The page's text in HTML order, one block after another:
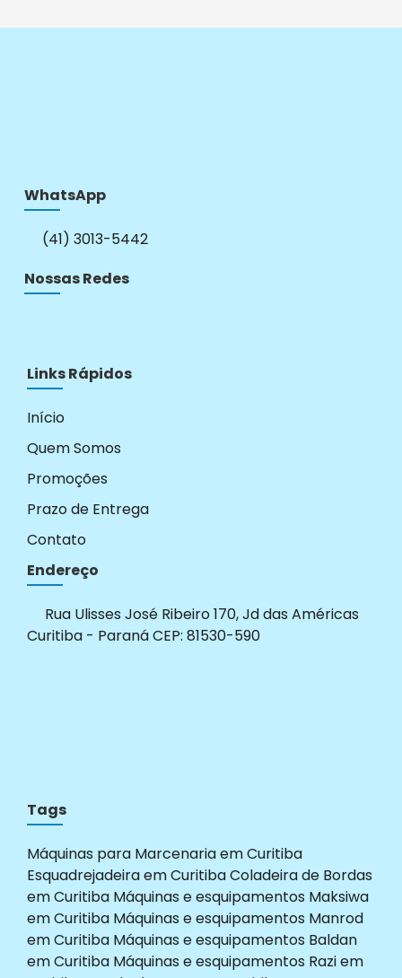
WhatsApp
(41) 3013-5442
Nossas Redes
Links Rápidos
Início
Quem Somos
Promoções
Prazo de Entrega
Contato
Endereço
Rua Ulisses José Ribeiro 170, Jd das Américas
Curitiba - Paraná CEP: 81530-590
Tags
Máquinas para Marcenaria em Curitiba
Esquadrejadeira em CuritibaColadeira de Bordas
em Curitiba Máquinas e esquipamentos Maksiwa
em Curitiba Máquinas e esquipamentos Manrod
em Curitiba Máquinas e esquipamentos Baldan
em Curitiba Máquinas e esquipamentos Razi em